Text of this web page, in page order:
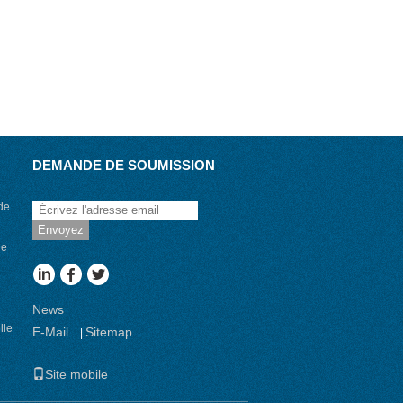
DEMANDE DE SOUMISSION
Envoyez
News
E-Mail
|Sitemap
Site mobile